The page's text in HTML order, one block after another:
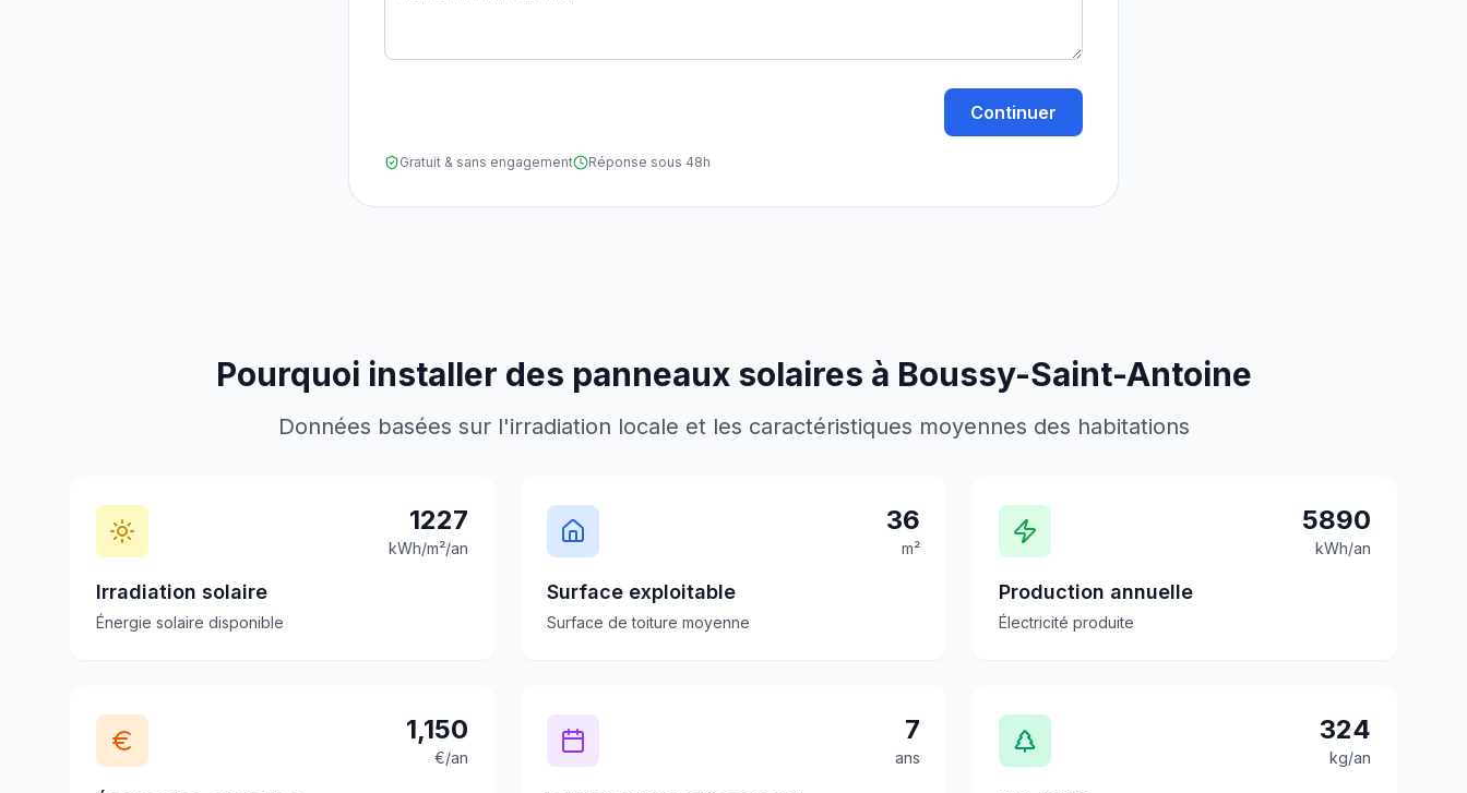
Continuer
Gratuit & sans engagement Réponse sous 48h
Pourquoi installer des panneaux solaires à Boussy-Saint-Antoine
Données basées sur l'irradiation locale et les caractéristiques moyennes des habitations
1227
kWh/m²/an
Irradiation solaire
Énergie solaire disponible
36
m²
Surface exploitable
Surface de toiture moyenne
5890
kWh/an
Production annuelle
Électricité produite
1,150
€/an
7
ans
324
kg/an